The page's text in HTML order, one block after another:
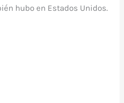
hubo en Estados Unidos.